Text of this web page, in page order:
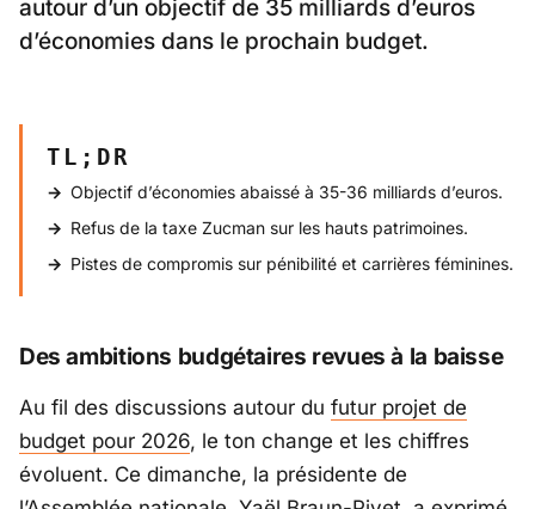
autour d’un objectif de 35 milliards d’euros
d’économies dans le prochain budget.
TL;DR
Objectif d’économies abaissé à 35-36 milliards d’euros.
Refus de la taxe Zucman sur les hauts patrimoines.
Pistes de compromis sur pénibilité et carrières féminines.
Des ambitions budgétaires revues à la baisse
Au fil des discussions autour du futur projet de
budget pour 2026, le ton change et les chiffres
évoluent. Ce dimanche, la présidente de